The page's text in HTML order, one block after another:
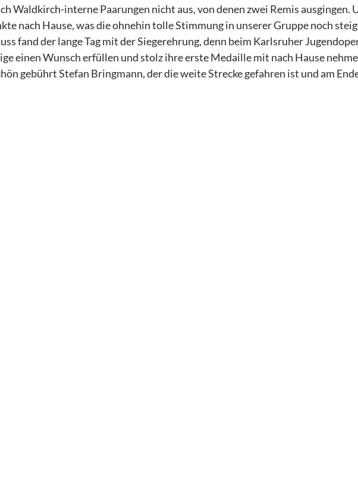
Waldkirch-interne Paarungen nicht aus, von denen zwei Remis ausgingen.
nach Hause, was die ohnehin tolle Stimmung in unserer Gruppe noch
fand der lange Tag mit der Siegerehrung, denn beim Karlsruher
einen Wunsch erfüllen und stolz ihre erste Medaille mit nach Hause
gebührt Stefan Bringmann, der die weite Strecke gefahren ist und am